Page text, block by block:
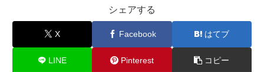
シェアする
X Facebook はてブ
LINE Pinterest コピー